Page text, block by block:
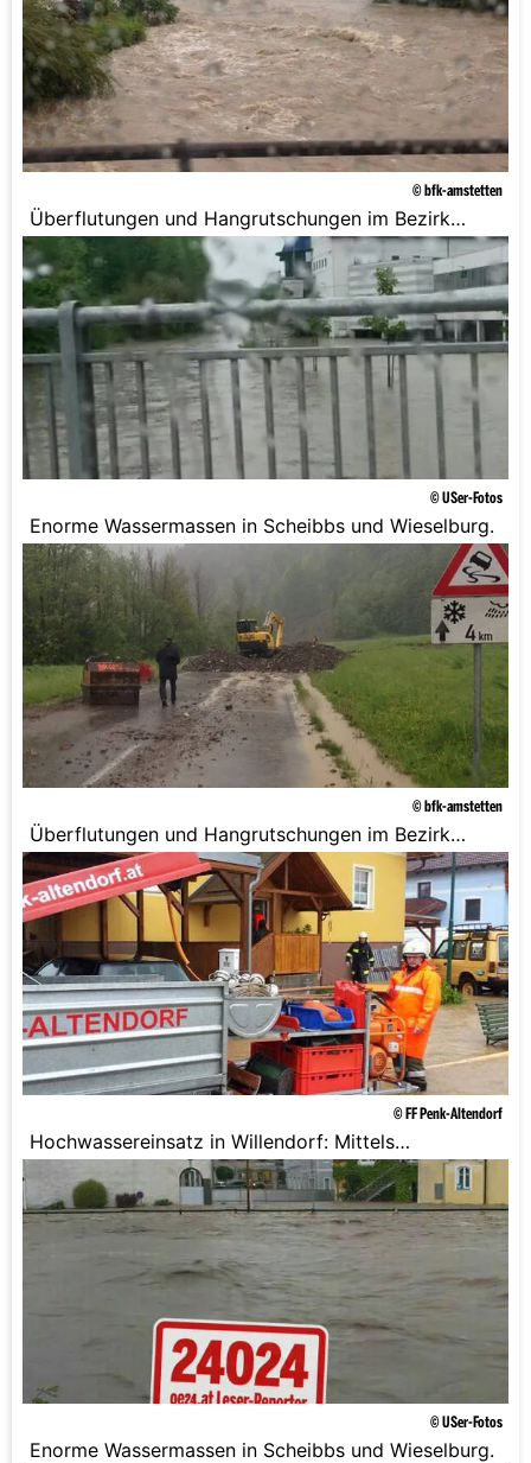
© bfk-amstetten
Überflutungen und Hangrutschungen im Bezirk
Amstetten.
© USer-Fotos
Enorme Wassermassen in Scheibbs und Wieselburg.
© bfk-amstetten
Überflutungen und Hangrutschungen im Bezirk
Amstetten.
© FF Penk-Altendorf
Hochwassereinsatz in Willendorf: Mittels
Tauchpumpe wurde versucht das Wasser von den
Straßen zu bringen.
© USer-Fotos
Enorme Wassermassen in Scheibbs und Wieselburg.